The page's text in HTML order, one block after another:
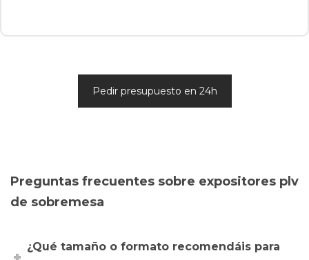
Pedir presupuesto en 24h
Preguntas frecuentes sobre expositores plv
de sobremesa
¿Qué tamaño o formato recomendáis para